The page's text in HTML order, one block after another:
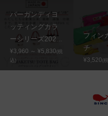
バーガンディヨ
ッティングカラ
ーシリーズ202...
¥3,960 ～ ¥5,830(税
込)
フィン
チ
¥3,520(